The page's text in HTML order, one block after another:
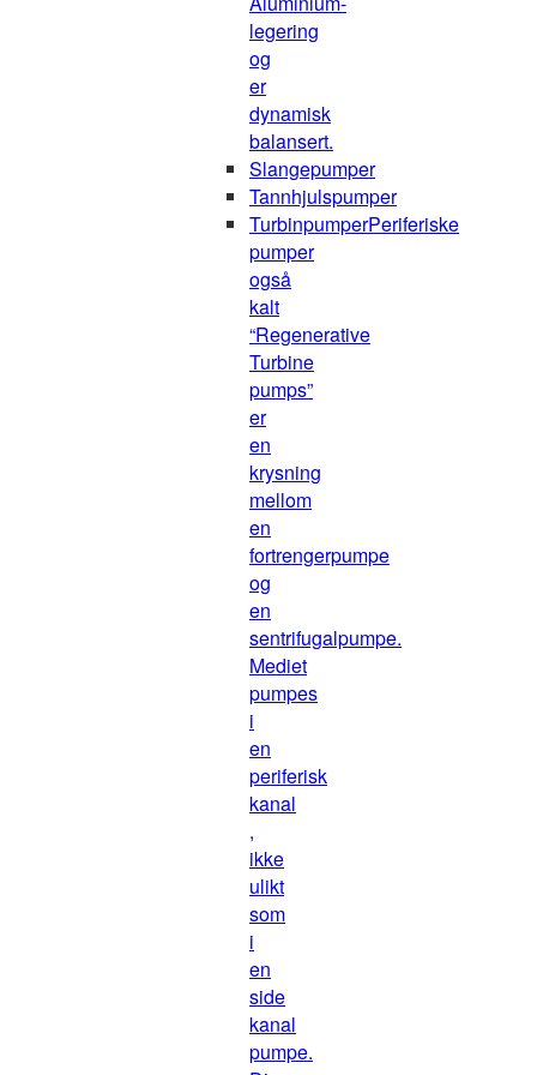
legering
og
er
dynamisk
balansert.
Slangepumper
Tannhjulspumper
TurbinpumperPeriferiske
pumper
også
kalt
“Regenerative
Turbine
pumps”
er
en
krysning
mellom
en
fortrengerpumpe
og
en
sentrifugalpumpe.
Mediet
pumpes
i
en
periferisk
kanal
,
ikke
ulikt
som
i
en
side
kanal
pumpe.